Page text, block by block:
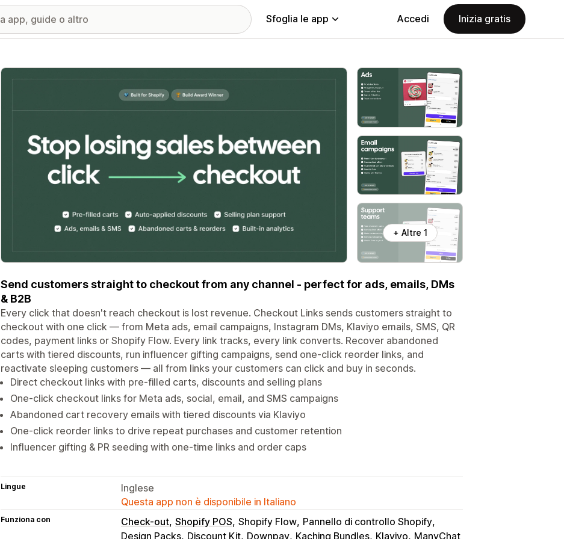
Sfoglia le app Accedi Inizia gratis
Galleria immagini in evidenza
+ Altre 1
Send customers straight to checkout from any channel - perfect for ads, emails, DMs
& B2B
Every click that doesn't reach checkout is lost revenue. Checkout Links sends customers straight to
checkout with one click — from Meta ads, email campaigns, Instagram DMs, Klaviyo emails, SMS, QR
codes, payment links or Shopify Flow. Every link tracks, every link converts. Recover abandoned
carts with tiered discounts, run influencer gifting campaigns, send one-click reorder links, and
reactivate sleeping customers — all from links your customers can click and buy in seconds.
Direct checkout links with pre-filled carts, discounts and selling plans
One-click checkout links for Meta ads, social, email, and SMS campaigns
Abandoned cart recovery emails with tiered discounts via Klaviyo
One-click reorder links to drive repeat purchases and customer retention
Influencer gifting & PR seeding with one-time links and order caps
Lingue
Inglese
Questa app non è disponibile in Italiano
Funziona con Check-out Shopify POS Shopify Flow Pannello di controllo Shopify
Design Packs Discount Kit Downpay Kaching Bundles Klaviyo ManyChat